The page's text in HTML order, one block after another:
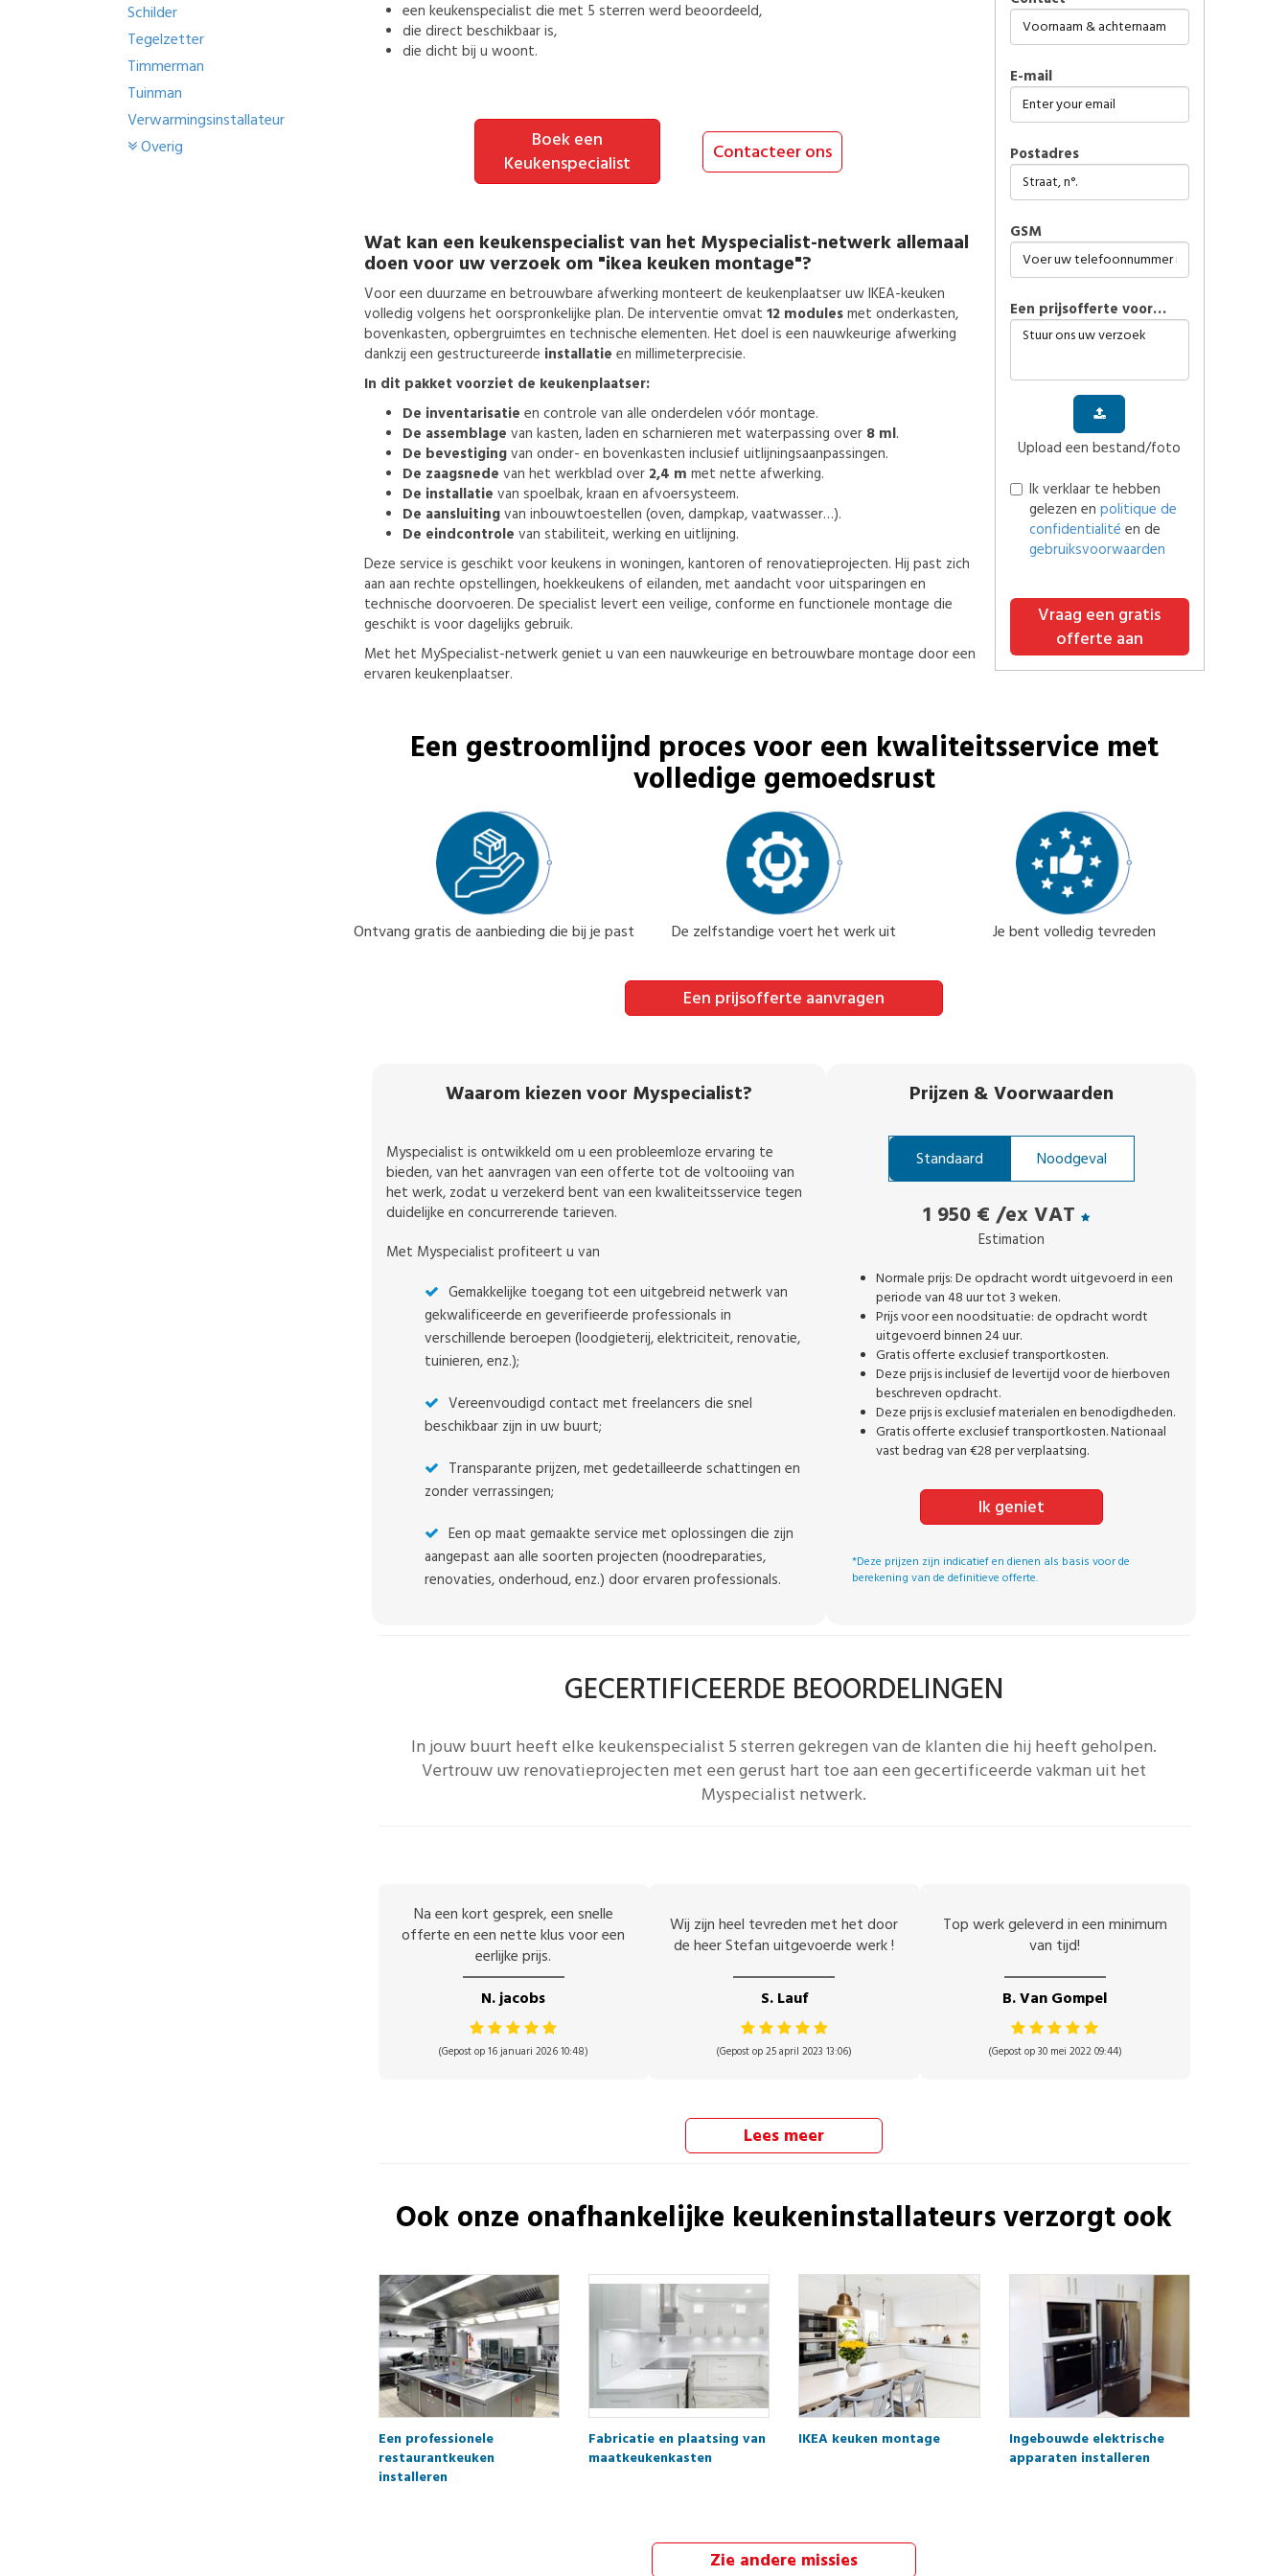
Schilder
Tegelzetter
Timmerman
Tuinman
Verwarmingsinstallateur
Overig
een keukenspecialist die met 5 sterren werd beoordeeld,
die direct beschikbaar is,
die dicht bij u woont.
Boek een
Keukenspecialist
Contacteer ons
Wat kan een keukenspecialist van het Myspecialist-netwerk allemaal
doen voor uw verzoek om "ikea keuken montage"?
Voor een duurzame en betrouwbare afwerking monteert de keukenplaatser uw IKEA-keuken
volledig volgens het oorspronkelijke plan. De interventie omvat 12 modulesmet onderkasten,
bovenkasten, opbergruimtes en technische elementen. Het doel is een nauwkeurige afwerking
dankzij een gestructureerde installatie en millimeterprecisie.
In dit pakket voorziet de keukenplaatser:
De inventarisatie en controle van alle onderdelen vóór montage.
De assemblage van kasten, laden en scharnieren met waterpassing over 8 ml.
De bevestigingvan onder- en bovenkasten inclusief uitlijningsaanpassingen.
De zaagsnede van het werkblad over 2,4 m met nette afwerking.
De installatie van spoelbak, kraan en afvoersysteem.
De aansluitingvan inbouwtoestellen (oven, dampkap, vaatwasser…).
De eindcontrole van stabiliteit, werking en uitlijning.
Deze service is geschikt voor keukens in woningen, kantoren of renovatieprojecten. Hij past zich
aan aan rechte opstellingen, hoekkeukens of eilanden, met aandacht voor uitsparingen en
technische doorvoeren. De specialist levert een veilige, conforme en functionele montage die
geschikt is voor dagelijks gebruik.
Met het MySpecialist-netwerk geniet u van een nauwkeurige en betrouwbare montage door een
ervaren keukenplaatser.
E-mail
Postadres
GSM
Een prijsofferte voor…
Upload een bestand/foto
Ik verklaar te hebben
gelezen en politique de
confidentialité en de
gebruiksvoorwaarden
Vraag een gratis
offerte aan
Een gestroomlijnd proces voor een kwaliteitsservice met
volledige gemoedsrust
Ontvang gratis de aanbieding die bij je past De zelfstandige voert het werk uit Je bent volledig tevreden
Een prijsofferte aanvragen
Waarom kiezen voor Myspecialist?
Myspecialist is ontwikkeld om u een probleemloze ervaring te
bieden, van het aanvragen van een offerte tot de voltooiing van
het werk, zodat u verzekerd bent van een kwaliteitsservice tegen
duidelijke en concurrerende tarieven.
Met Myspecialist profiteert u van
Gemakkelijke toegang tot een uitgebreid netwerk van
gekwalificeerde en geverifieerde professionals in
verschillende beroepen (loodgieterij, elektriciteit, renovatie,
tuinieren, enz.);
Vereenvoudigd contact met freelancers die snel
beschikbaar zijn in uw buurt;
Transparante prijzen, met gedetailleerde schattingen en
zonder verrassingen;
Een op maat gemaakte service met oplossingen die zijn
aangepast aan alle soorten projecten (noodreparaties,
renovaties, onderhoud, enz.) door ervaren professionals.
Prijzen & Voorwaarden
Standaard Noodgeval
1 950 € /ex VAT
Estimation
Normale prijs: De opdracht wordt uitgevoerd in een
periode van 48 uur tot 3 weken.
Prijs voor een noodsituatie: de opdracht wordt
uitgevoerd binnen 24 uur.
Gratis offerte exclusief transportkosten.
Deze prijs is inclusief de levertijd voor de hierboven
beschreven opdracht.
Deze prijs is exclusief materialen en benodigdheden.
Gratis offerte exclusief transportkosten. Nationaal
vast bedrag van €28 per verplaatsing.
Ik geniet
*Deze prijzen zijn indicatief en dienen als basis voor de
berekening van de definitieve offerte.
GECERTIFICEERDE BEOORDELINGEN
In jouw buurt heeft elke keukenspecialist 5 sterren gekregen van de klanten die hij heeft geholpen.
Vertrouw uw renovatieprojecten met een gerust hart toe aan een gecertificeerde vakman uit het
Myspecialist netwerk.
Na een kort gesprek, een snelle
offerte en een nette klus voor een
eerlijke prijs.
N. jacobs
(Gepost op 16 januari 2026 10:48)
Wij zijn heel tevreden met het door
de heer Stefan uitgevoerde werk !
S. Lauf
(Gepost op 25 april 2023 13:06)
Top werk geleverd in een minimum
van tijd!
B. Van Gompel
(Gepost op 30 mei 2022 09:44)
Lees meer
Ook onze onafhankelijke keukeninstallateursverzorgt ook
Een professionele
restaurantkeuken
installeren
Fabricatie en plaatsing van
maatkeukenkasten
IKEA keuken montage
Ingebouwde elektrische
apparaten installeren
Zie andere missies